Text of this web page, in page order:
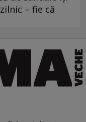
– fie că